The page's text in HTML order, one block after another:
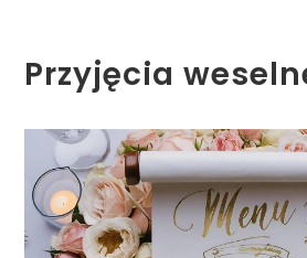
Przyjęcia